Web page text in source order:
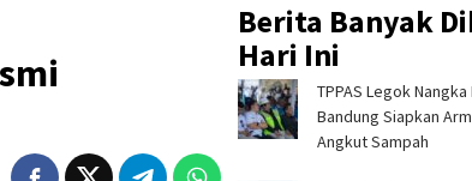
Berita Banyak
Hari Ini
TPPAS Legok
Bandung Siapkan
Angkut Sampah